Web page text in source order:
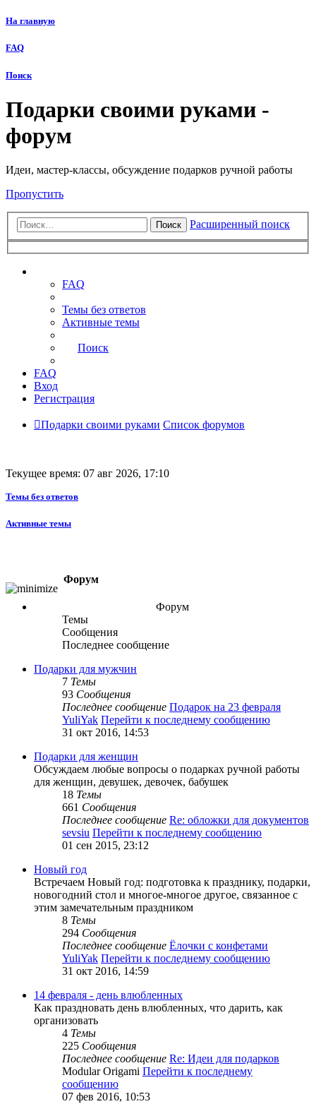
На главную
FAQ
Поиск
Подарки своими руками -
форум
Идеи, мастер-классы, обсуждение подарков ручной работы
Пропустить
Поиск Расширенный поиск
FAQ
Темы без ответов
Активные темы
Поиск
FAQ
Вход
Регистрация
Подарки своими руками Список форумов
Текущее время: 07 авг 2026, 17:10
Темы без ответов
Активные темы
Форум
Форум
Темы
Сообщения
Последнее сообщение
Подарки для мужчин
7 Темы
93 Сообщения
Последнее сообщение Подарок на 23 февраля
YuliYak Перейти к последнему сообщению
31 окт 2016, 14:53
Подарки для женщин
Обсуждаем любые вопросы о подарках ручной работы
для женщин, девушек, девочек, бабушек
18 Темы
661 Сообщения
Последнее сообщение Re: обложки для документов
sevsiu Перейти к последнему сообщению
01 сен 2015, 23:12
Новый год
Встречаем Новый год: подготовка к празднику, подарки,
новогодний стол и многое-многое другое, связанное с
этим замечательным праздником
8 Темы
294 Сообщения
Последнее сообщение Ёлочки с конфетами
YuliYak Перейти к последнему сообщению
31 окт 2016, 14:59
14 февраля - день влюбленных
Как праздновать день влюбленных, что дарить, как
организовать
4 Темы
225 Сообщения
Последнее сообщение Re: Идеи для подарков
Modular Origami Перейти к последнему
сообщению
07 фев 2016, 10:53